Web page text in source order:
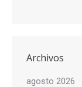
Archivos
agosto 2026